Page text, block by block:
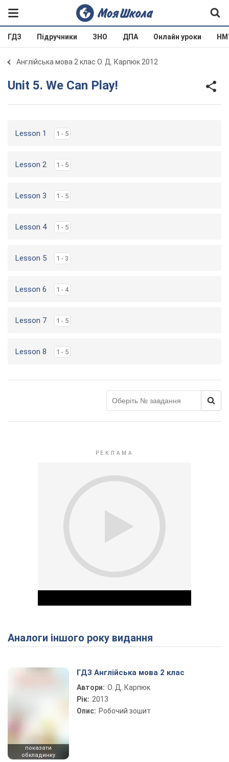
ГДЗ Підручники ЗНО ДПА Онлайн уроки
Англійська мова 2 клас О. Д. Карпюк 2012
Unit 5. We Can Play!
Lesson 1 1 - 5
Lesson 2 1 - 5
Lesson 3 1 - 5
Lesson 4 1 - 5
Lesson 5 1 - 3
Lesson 6 1 - 4
Lesson 7 1 - 5
Lesson 8 1 - 5
Play Video
Аналоги іншого року видання
показати
обкладинку
ГДЗ Англійська мова 2 клас
Автори: О. Д. Карпюк
Рік: 2013
Опис: Робочий зошит